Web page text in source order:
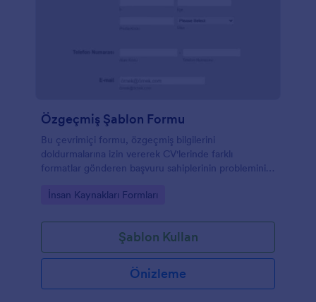
Özgeçmiş Şablon Formu
Bu çevrimiçi formu, özgeçmiş bilgilerini
doldurmalarına izin vererek CV'lerinde farklı
formatlar gönderen başvuru sahiplerinin problemini
Go to Category:
İnsan Kaynakları Formları
Şablon Kullan
Önizleme